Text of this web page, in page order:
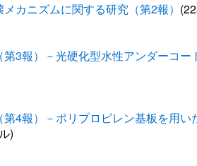
カニズムに関する研究（第2報）
3報）－光硬化型水性アンダーコー
4報）－ポリプロピレン基板を用い
)